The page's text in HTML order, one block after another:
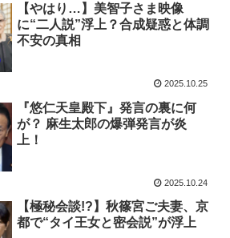
【やはり…】美智子さま映像
に“二人説”浮上？合成疑惑と体調
不安の真相
2025.10.25
『悠仁天皇殿下』発言の裏に何
が？ 麻生太郎の爆弾発言が炎
上！
2025.10.24
【極秘会談!?】秋篠宮ご夫妻、京
都で“タイ王女と密会説”が浮上